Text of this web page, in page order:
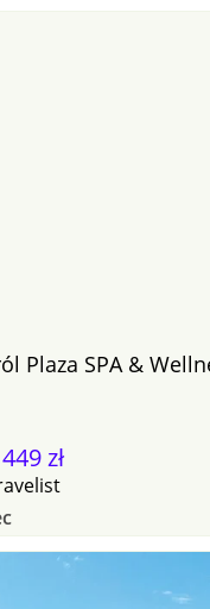
Plaza SPA &
449 zł